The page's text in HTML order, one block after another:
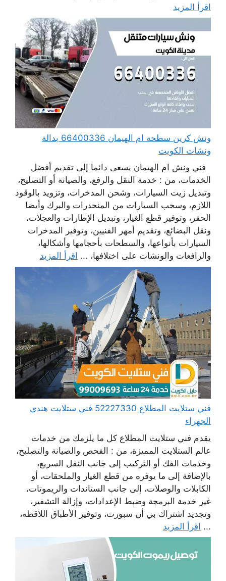
اقرأ المزيد
ونش كرين سطحة ام الهيمان 66400336 بدالة
ونشات الكويت
فني ونش ام الهيمان يسعى دائما إلى تقديم أفضل
الخدمات، من : خدمة النقل والرفع، والصيانة أو التصليح،
وتبديل زيت السيارات، وشحن المدخرات، وتزويد بالوقود
اللازم، وسحب السيارات من المنحدرات والبرك وأيضا
الحفر، وتوفير قطع الغيار، وتبديل الإطارات والعجلات،
ونقل البضائع، وتقديم أمهر الفنيين، وتوفير المدخرات
السيارات بأنواعها، والسطحات بأحجامها وأشكالها،
والرافعات والونشات على اختلافها، ... اقرأ المزيد
فني ستلايت المطلاع 52227330 فني ستلايت هندي
الجهراء
يقدم فني ستلايت المطلاع كل ما يلزمك من خدمات
عالم الستلايت المميزة، من : الفحص والصيانة والتصليح،
وخدمات الفك أو التركيب إلى جانب النقل السريع،
بالإضافة إلى ما يوفره من قطع الغيار والملحقات، أو
الكابلات والوصلات، إلى جانب الستاندات والريموتات،
غير خدمة البرمجة وضبط الإعدادات، وإزالة التشفير،
وتجديد اشتراك بي أن سبورت، وتوفير الأطباق اللاقطة،
... اقرأ المزيد